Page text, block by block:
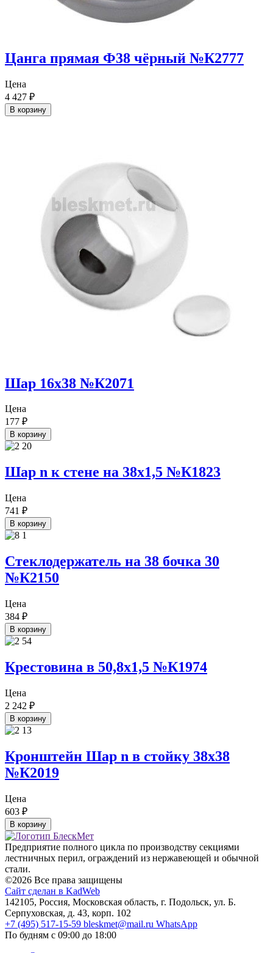
Цанга прямая Ф38 чёрный №К2777
Цена
4 427 ₽
В корзину
Шар 16х38 №К2071
Цена
177 ₽
В корзину
Шар n к стене на 38х1,5 №К1823
Цена
741 ₽
В корзину
Стеклодержатель на 38 бочка 30
№К2150
Цена
384 ₽
В корзину
Крестовина в 50,8х1,5 №К1974
Цена
2 242 ₽
В корзину
Кронштейн Шар n в стойку 38х38
№К2019
Цена
603 ₽
В корзину
Предприятие полного цикла по производству секциями
лестничных перил, ограждений из нержавеющей и обычной
стали.
©2026 Все права защищены
Сайт сделан в KadWeb
142105, Россия, Московская область, г. Подольск, ул. Б.
Серпуховская, д. 43, корп. 102
+7 (495) 517-15-59 bleskmet@mail.ru WhatsApp
По будням с 09:00 до 18:00